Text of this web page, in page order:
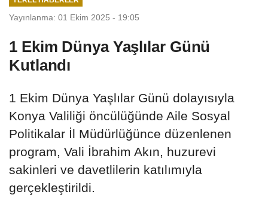
Yayınlanma: 01 Ekim 2025 - 19:05
1 Ekim Dünya Yaşlılar Günü
Kutlandı
1 Ekim Dünya Yaşlılar Günü dolayısıyla
Konya Valiliği öncülüğünde Aile Sosyal
Politikalar İl Müdürlüğünce düzenlenen
program, Vali İbrahim Akın, huzurevi
sakinleri ve davetlilerin katılımıyla
gerçekleştirildi.